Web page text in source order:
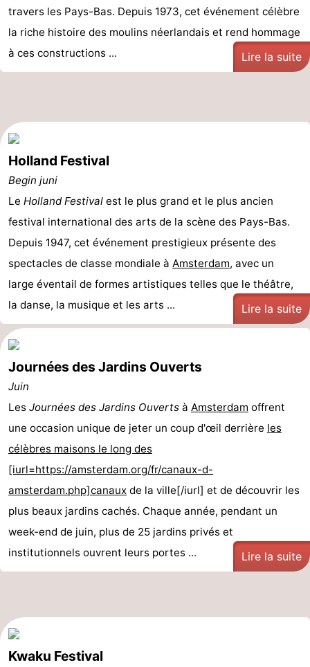
travers les Pays-Bas. Depuis 1973, cet événement célèbre
la riche histoire des moulins néerlandais et rend hommage
à ces constructions ...
Lire la suite
Holland Festival
Begin juni
Le Holland Festival est le plus grand et le plus ancien
festival international des arts de la scène des Pays-Bas.
Depuis 1947, cet événement prestigieux présente des
spectacles de classe mondiale à Amsterdam, avec un
large éventail de formes artistiques telles que le théâtre,
la danse, la musique et les arts ...
Lire la suite
Journées des Jardins Ouverts
Juin
Les Journées des Jardins Ouverts à Amsterdam offrent
une occasion unique de jeter un coup d'œil derrière les
célèbres maisons le long des
[iurl=https://amsterdam.org/fr/canaux-d-
amsterdam.php]canaux de la ville[/iurl] et de découvrir les
plus beaux jardins cachés. Chaque année, pendant un
week-end de juin, plus de 25 jardins privés et
institutionnels ouvrent leurs portes ...
Lire la suite
Kwaku Festival